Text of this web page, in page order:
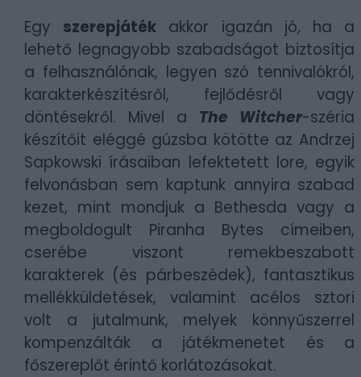
Egy szerepjáték akkor igazán jó, ha a
lehető legnagyobb szabadságot biztosítja
a felhasználónak, legyen szó tennivalókról,
karakterkészítésről, fejlődésről vagy
döntésekről. Mivel a The Witcher-széria
készítőit eléggé gúzsba kötötte az Andrzej
Sapkowski írásaiban lefektetett lore, egyik
felvonásban sem kaptunk annyira szabad
kezet, mint mondjuk a Bethesda vagy a
megboldogult Piranha Bytes címeiben,
cserébe viszont remekbeszabott
karakterek (és párbeszédek), fantasztikus
mellékküldetések, valamint acélos sztori
volt a jutalmunk, melyek könnyűszerrel
kompenzálták a játékmenetet és a
főszereplőt érintő korlátozásokat.